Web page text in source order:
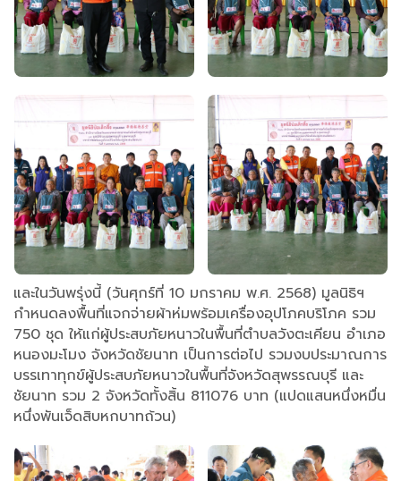
และในวันพรุ่งนี้ (วันศุกร์ที่ 10 มกราคม พ.ศ. 2568) มูลนิธิฯ
กำหนดลงพื้นที่แจกจ่ายผ้าห่มพร้อมเครื่องอุปโภคบริโภค รวม
750 ชุด ให้แก่ผู้ประสบภัยหนาวในพื้นที่ตำบลวังตะเคียน อำเภอ
หนองมะโมง จังหวัดชัยนาท เป็นการต่อไป รวมงบประมาณการ
บรรเทาทุกข์ผู้ประสบภัยหนาวในพื้นที่จังหวัดสุพรรณบุรี และ
ชัยนาท รวม 2 จังหวัดทั้งสิ้น 811076 บาท (แปดแสนหนึ่งหมื่น
หนึ่งพันเจ็ดสิบหกบาทถ้วน)